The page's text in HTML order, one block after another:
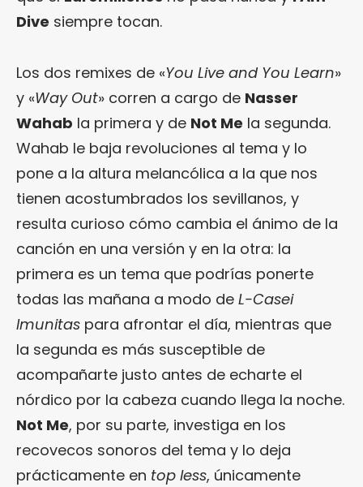
Dive siempre tocan.
Los dos remixes de «You Live and You Learn»
y «Way Out» corren a cargo de Nasser
Wahab la primera y de Not Me la segunda.
Wahab le baja revoluciones al tema y lo
pone a la altura melancólica a la que nos
tienen acostumbrados los sevillanos, y
resulta curioso cómo cambia el ánimo de la
canción en una versión y en la otra: la
primera es un tema que podrías ponerte
todas las mañana a modo de L-Casei
Imunitas para afrontar el día, mientras que
la segunda es más susceptible de
acompañarte justo antes de echarte el
nórdico por la cabeza cuando llega la noche.
Not Me, por su parte, investiga en los
recovecos sonoros del tema y lo deja
prácticamente en top less, únicamente